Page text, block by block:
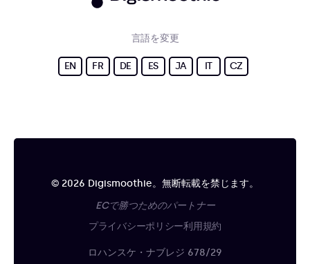
言語を変更
EN FR DE ES JA IT CZ
© 2026 Digismoothie。無断転載を禁じます。
ECで勝つためのパートナー
プライバシーポリシー利用規約
ロハンスケ・ナブレジ 678/29